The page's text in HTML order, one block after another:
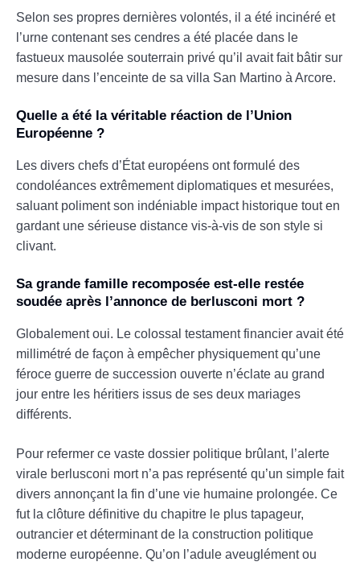
Selon ses propres dernières volontés, il a été incinéré et
l’urne contenant ses cendres a été placée dans le
fastueux mausolée souterrain privé qu’il avait fait bâtir sur
mesure dans l’enceinte de sa villa San Martino à Arcore.
Quelle a été la véritable réaction de l’Union
Européenne ?
Les divers chefs d’État européens ont formulé des
condoléances extrêmement diplomatiques et mesurées,
saluant poliment son indéniable impact historique tout en
gardant une sérieuse distance vis-à-vis de son style si
clivant.
Sa grande famille recomposée est-elle restée
soudée après l’annonce de berlusconi mort ?
Globalement oui. Le colossal testament financier avait été
millimétré de façon à empêcher physiquement qu’une
féroce guerre de succession ouverte n’éclate au grand
jour entre les héritiers issus de ses deux mariages
différents.
Pour refermer ce vaste dossier politique brûlant, l’alerte
virale berlusconi mort n’a pas représenté qu’un simple fait
divers annonçant la fin d’une vie humaine prolongée. Ce
fut la clôture définitive du chapitre le plus tapageur,
outrancier et déterminant de la construction politique
moderne européenne. Qu’on l’adule aveuglément ou